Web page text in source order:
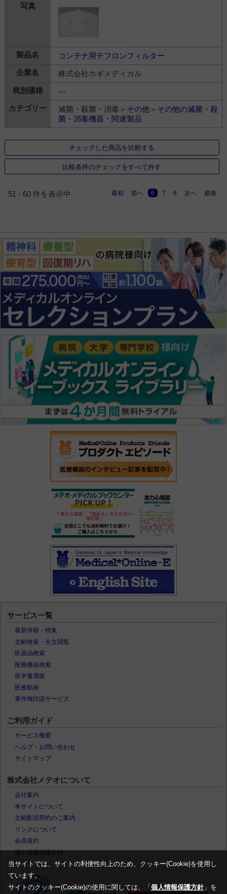
コンテナ用テフロンフィルター
株式会社ホギメディカル
---
滅菌・殺菌・消毒＞ その他＞ その他の滅菌・殺
菌・消毒機器・関連製品
チェックした商品を比較する
比較条件のチェックをすべて外す
51 - 60 件を表示中 最初 前へ 6 7 8 次へ 最後
サービス一覧
最新情報・特集
文献検索・全文閲覧
医薬品検索
医療機器検索
医学書通販
医療動画
著作権許諾サービス
ご利用ガイド
サービス概要
ヘルプ・お問い合わせ
サイトマップ
株式会社メテオについて
会社案内
本サイトについて
文献配信契約のご案内
リンクについて
会員規約
個人情報保護方針
当サイトでは、サイトの利便性向上のため、クッキー(Cookie)を使用し
ています。
サイトのクッキー(Cookie)の使用に関しては、「 個人情報保護方針」を